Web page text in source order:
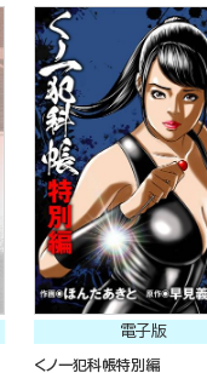
電子版
くノ一犯科帳特別編